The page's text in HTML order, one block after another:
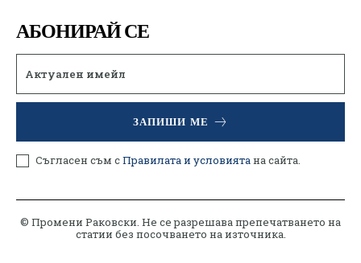
АБОНИРАЙ СЕ
ЗАПИШИ МЕ
Съгласен съм сПравилата и условиятана сайта.
© Промени Раковски. Не се разрешава препечатването на
статии без посочването на източника.